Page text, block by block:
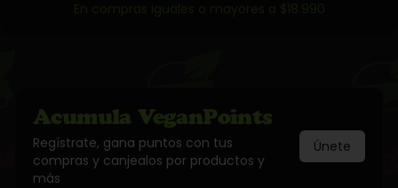
Acumula VeganPoints
Regístrate, gana puntos con tus
compras y canjealos por productos y
más
Únete